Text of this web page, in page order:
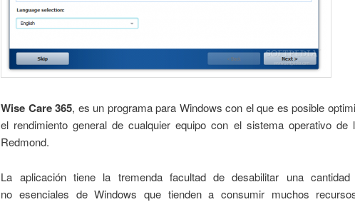
Wise Care 365, es un programa para Windows con el que es posible
el rendimiento general de cualquier equipo con el sistema operativo de
Redmond.
La aplicación tiene la tremenda facultad de desabilitar una
no esenciales de Windows que tienden a consumir muchos